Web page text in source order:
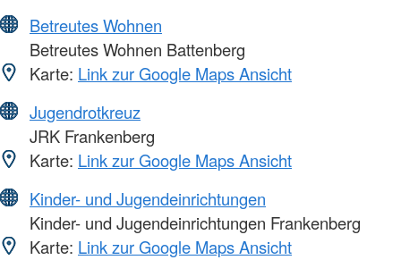
Betreutes Wohnen
Betreutes Wohnen Battenberg
Karte: Link zur Google Maps Ansicht
Jugendrotkreuz
JRK Frankenberg
Karte: Link zur Google Maps Ansicht
Kinder- und Jugendeinrichtungen
Kinder- und Jugendeinrichtungen Frankenberg
Karte: Link zur Google Maps Ansicht